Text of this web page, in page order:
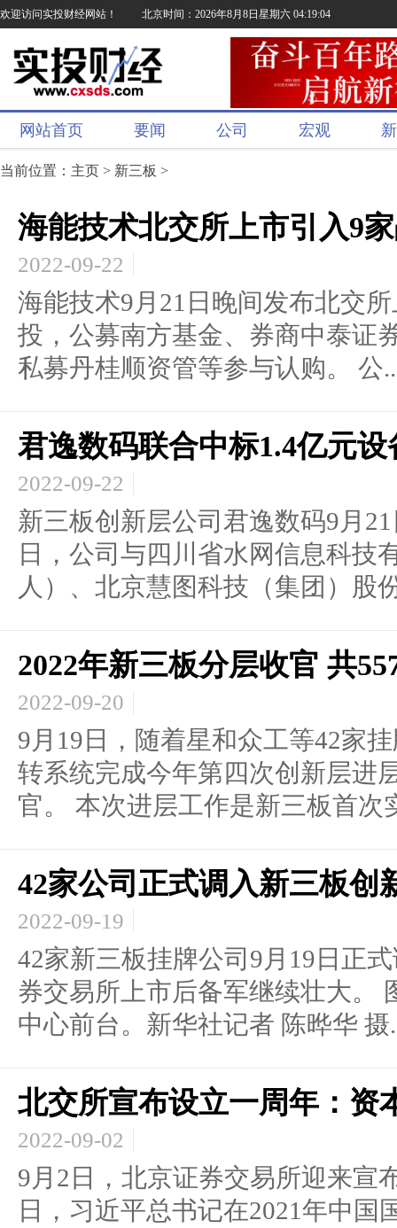
欢迎访问实投财经网站！ 北京时间：2026年8月8日星期六 04:19:05
网站首页 要闻 公司 宏观
当前位置： 主页 > 新三板 >
海能技术北交所上市引入9
2022-09-22
海能技术9月21日晚间发布北交
投，公募南方基金、券商中泰证
私募丹桂顺资管等参与认购。 公
君逸数码联合中标1.4亿元
2022-09-22
新三板创新层公司君逸数码9月
日，公司与四川省水网信息科技
人）、北京慧图科技（集团）股
2022年新三板分层收官 共
2022-09-20
9月19日，随着星和众工等42家
转系统完成今年第四次创新层进
官。 本次进层工作是新三板首次
42家公司正式调入新三板创
2022-09-19
42家新三板挂牌公司9月19日正
券交易所上市后备军继续壮大。
中心前台。新华社记者 陈晔华 摄
北交所宣布设立一周年：资
2022-09-02
9月2日，北京证券交易所迎来宣
日，习近平总书记在2021年中国